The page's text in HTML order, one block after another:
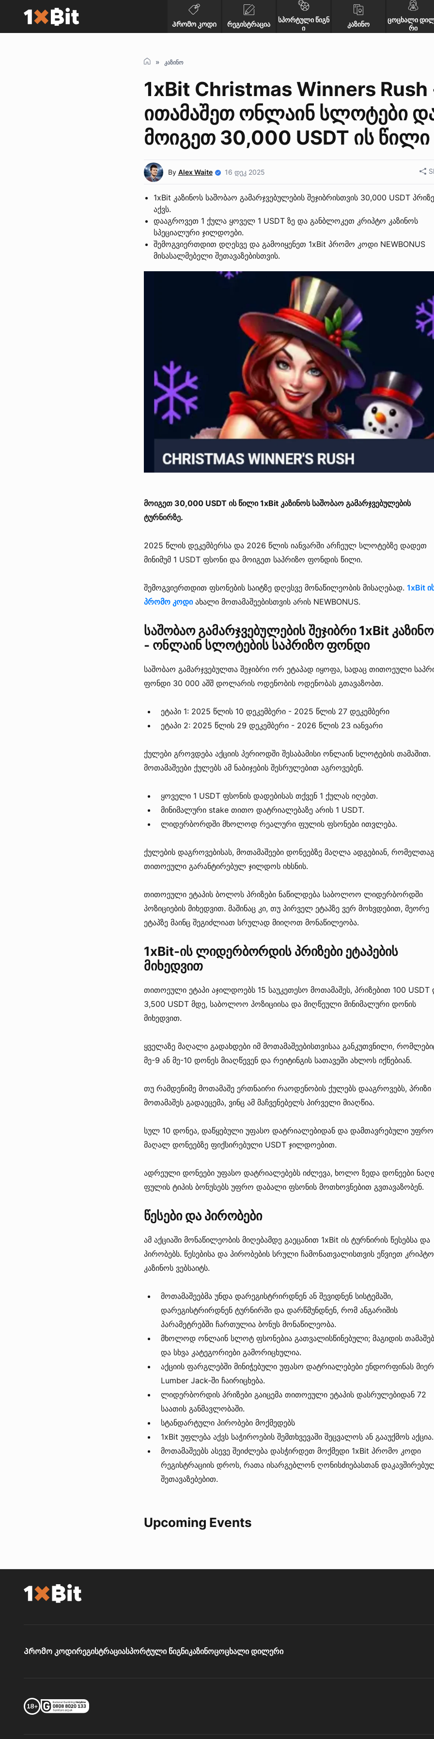
Პრომო კოდი რეგისტრაცია
სპორტული წიგნ
ი
კაზინო
ცოცხალი
რი
კაზინო
1xBit Christmas Winners Rush
ითამაშეთ ონლაინ სლოტები
მოიგეთ 30,000 USDT ის წილი
By Alex Waite 16 დეკ 2025
1xBit კაზინოს საშობაო გამარჯვებულების შეჯიბრისთვის 30,000 USDT
აქვს.
დააგროვეთ 1 ქულა ყოველ 1 USDT ზე და განბლოკეთ კრიპტო კაზინოს
სპეციალური ჯილდოები.
შემოგვიერთდით დღესვე და გამოიყენეთ 1xBit პრომო კოდი NEWBONUS
მისასალმებელი შეთავაზებისთვის.
მოიგეთ 30,000 USDT ის წილი 1xBit კაზინოს საშობაო გამარჯვებულების
ტურნირზე.
2025 წლის დეკემბერსა და 2026 წლის იანვარში არჩეულ სლოტებზე დადეთ
მინიმუმ 1 USDT ფსონი და მოიგეთ საპრიზო ფონდის წილი.
შემოგვიერთდით ფსონების საიტზე დღესვე მონაწილეობის მისაღებად. 1xBit
პრომო კოდიახალი მოთამაშეებისთვის არის NEWBONUS.
საშობაო გამარჯვებულების შეჯიბრი 1xBit
- ონლაინ სლოტების საპრიზო ფონდი
საშობაო გამარჯვებულთა შეჯიბრი ორ ეტაპად იყოფა, სადაც თითოეული
ფონდი 30 000 აშშ დოლარის ოდენობის ოდენობას გთავაზობთ.
ეტაპი 1: 2025 წლის 10 დეკემბერი - 2025 წლის 27 დეკემბერი
ეტაპი 2: 2025 წლის 29 დეკემბერი - 2026 წლის 23 იანვარი
ქულები გროვდება აქციის პერიოდში შესაბამისი ონლაინ სლოტების თამაშით.
მოთამაშეები ქულებს ამ ნაბიჯების შესრულებით აგროვებენ.
ყოველი 1 USDT ფსონის დადებისას თქვენ 1 ქულას იღებთ.
მინიმალური stake თითო დატრიალებაზე არის 1 USDT.
ლიდერბორდში მხოლოდ რეალური ფულის ფსონები ითვლება.
ქულების დაგროვებისას, მოთამაშეები დონეებზე მაღლა ადგებიან,
თითოეული გარანტირებულ ჯილდოს იხსნის.
თითოეული ეტაპის ბოლოს პრიზები ნაწილდება საბოლოო ლიდერბორდში
პოზიციების მიხედვით. მაშინაც კი, თუ პირველ ეტაპზე ვერ მოხვდებით, მეორე
ეტაპზე მაინც შეგიძლიათ სრულად მიიღოთ მონაწილეობა.
1xBit-ის ლიდერბორდის პრიზები ეტაპების
მიხედვით
თითოეული ეტაპი აჯილდოებს 15 საუკეთესო მოთამაშეს, პრიზებით 100 USDT
3,500 USDT მდე, საბოლოო პოზიციისა და მიღწეული მინიმალური დონის
მიხედვით.
ყველაზე მაღალი გადახდები იმ მოთამაშეებისთვისაა განკუთვნილი,
მე-9 ან მე-10 დონეს მიაღწევენ და რეიტინგის სათავეში ახლოს იქნებიან.
თუ რამდენიმე მოთამაშე ერთნაირი რაოდენობის ქულებს დააგროვებს, პრიზი
მოთამაშეს გადაეცემა, ვინც ამ მაჩვენებელს პირველი მიაღწია.
სულ 10 დონეა, დაწყებული უფასო დატრიალებიდან და დამთავრებული უფრო
მაღალ დონეებზე ფიქსირებული USDT ჯილდოებით.
ადრეული დონეები უფასო დატრიალებებს იძლევა, ხოლო ზედა დონეები
ფულის ტიპის ბონუსებს უფრო დაბალი ფსონის მოთხოვნებით გვთავაზობენ.
წესები და პირობები
ამ აქციაში მონაწილეობის მიღებამდე გაეცანით 1xBit ის ტურნირის წესებსა და
პირობებს. წესებისა და პირობების სრული ჩამონათვალისთვის ეწვიეთ კრიპტო
კაზინოს ვებსაიტს.
მოთამაშეებმა უნდა დარეგისტრირდნენ ან შევიდნენ სისტემაში,
დარეგისტრირდნენ ტურნირში და დარწმუნდნენ, რომ ანგარიშის
პარამეტრებში ჩართულია ბონუს მონაწილეობა.
მხოლოდ ონლაინ სლოტ ფსონებია გათვალისწინებული; მაგიდის
და სხვა კატეგორიები გამორიცხულია.
აქციის ფარგლებში მინიჭებული უფასო დატრიალებები ენდორფინას მიერ
Lumber Jack-ში ჩაირიცხება.
ლიდერბორდის პრიზები გაიცემა თითოეული ეტაპის დასრულებიდან 72
საათის განმავლობაში.
სტანდარტული პირობები მოქმედებს
1xBit უფლება აქვს საჭიროების შემთხვევაში შეცვალოს ან გააუქმოს აქცია.
მოთამაშეებს ასევე შეიძლება დასჭირდეთ მოქმედი 1xBit პრომო კოდი
რეგისტრაციის დროს, რათა ისარგებლონ ღონისძიებასთან
შეთავაზებებით.
Upcoming Events
Პრომო კოდირეგისტრაციასპორტული წიგნიკაზინოცოცხალი დილერი